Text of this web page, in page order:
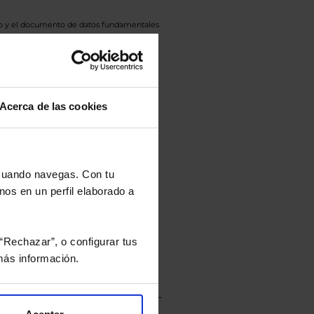
Acerca de las cookies
navegas. Con tu
en un perfil elaborado a
o configurar tus
información.
y el documento de datos fundamentales
de Valor Liquidativo de la sesión
en la divisa Euro.
un estudio gratuito